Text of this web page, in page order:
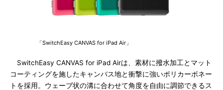
「SwitchEasy CANVAS for iPad Air」
SwitchEasy CANVAS for iPad Airは、素材に撥水加工とマット
コーティングを施したキャンバス地と衝撃に強いポリカーボネー
トを採用。ウェーブ状の溝に合わせて角度を自由に調節できるス